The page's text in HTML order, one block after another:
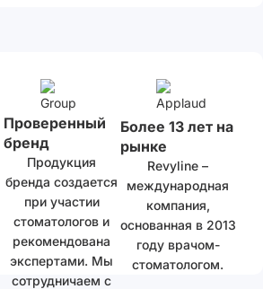
Проверенный
бренд
Продукция
бренда создается
при участии
стоматологов и
рекомендована
экспертами. Мы
сотрудничаем с
Более 13 лет на
рынке
Revyline –
международная
компания,
основанная в 2013
году врачом-
стоматологом.